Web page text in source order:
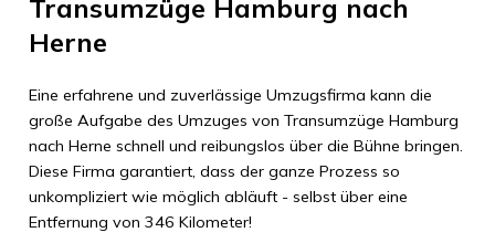
Transumzüge Hamburg nach
Herne
Eine erfahrene und zuverlässige Umzugsfirma kann die
große Aufgabe des Umzuges von Transumzüge Hamburg
nach Herne schnell und reibungslos über die Bühne bringen.
Diese Firma garantiert, dass der ganze Prozess so
unkompliziert wie möglich abläuft - selbst über eine
Entfernung von 346 Kilometer!